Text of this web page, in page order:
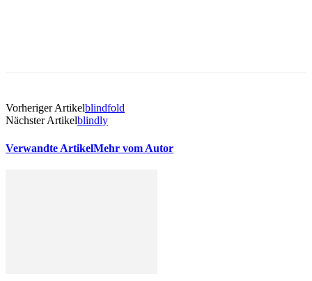
Vorheriger Artikelblindfold
Nächster Artikelblindly
Verwandte ArtikelMehr vom Autor